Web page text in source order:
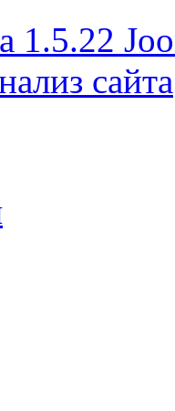
1.5.22
сайта